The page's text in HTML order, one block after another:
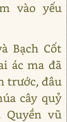
vào yếu
Bạch Cốt
ác ma đã
trước, đâu
cây quỷ
Quyền vũ